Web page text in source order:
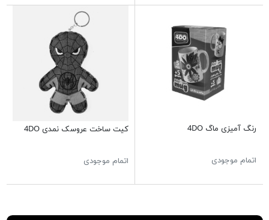
رنگ آمیزی ماگ 4DO
اتمام موجودی
کیت ساخت عروسک نمدی 4DO
اتمام موجودی